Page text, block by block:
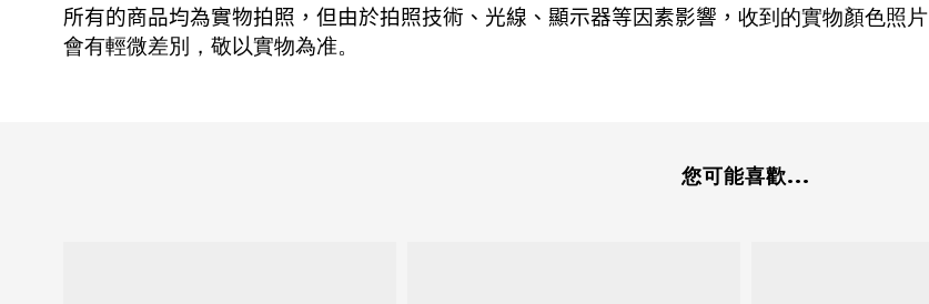
所有的商品均為實物拍照，但由於拍照技術、光線、顯示器等因素影響， 收到的實物顏色照片
會有輕微差別，敬以實物為准。
您可能喜歡...